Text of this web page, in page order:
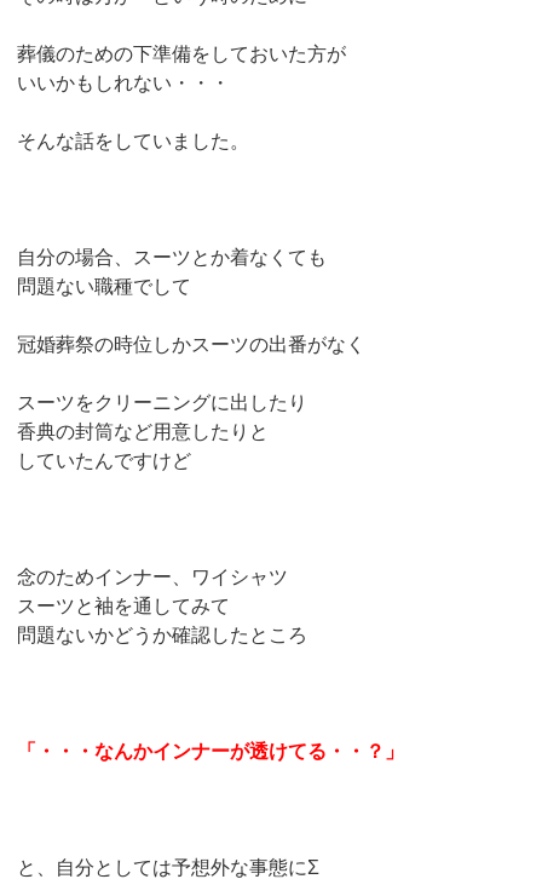
葬儀のための下準備をしておいた方が
いいかもしれない・・・
そんな話をしていました。
自分の場合、スーツとか着なくても
問題ない職種でして
冠婚葬祭の時位しかスーツの出番がなく
スーツをクリーニングに出したり
香典の封筒など用意したりと
していたんですけど
念のためインナー、ワイシャツ
スーツと袖を通してみて
問題ないかどうか確認したところ
「・・・なんかインナーが透けてる・・？」
と、自分としては予想外な事態にΣ